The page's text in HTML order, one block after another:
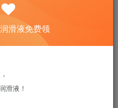
嗨网+扫码加好友，即
润滑液→
第一款产品，是一枚东方
设计以东方女性愉悦为中
所以今天，我们想尝试
滑液免费领
滑液！